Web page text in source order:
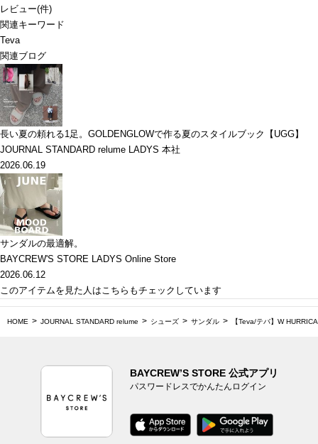
レビュー(件)
関連キーワード
Teva
関連ブログ
長い夏の頼れる1足。GOLDENGLOWで作る夏のスタイルブック【UGG】
JOURNAL STANDARD relume LADYS 本社
2026.06.19
サンダルの最適解。
BAYCREW'S STORE LADYS Online Store
2026.06.12
このアイテムを見た人はこちらもチェックしています
HOME JOURNAL STANDARD relume シューズ サンダル 【Teva/テバ】W
BAYCREW’S STORE 公式アプリ
パスワードレスでかんたんログイン